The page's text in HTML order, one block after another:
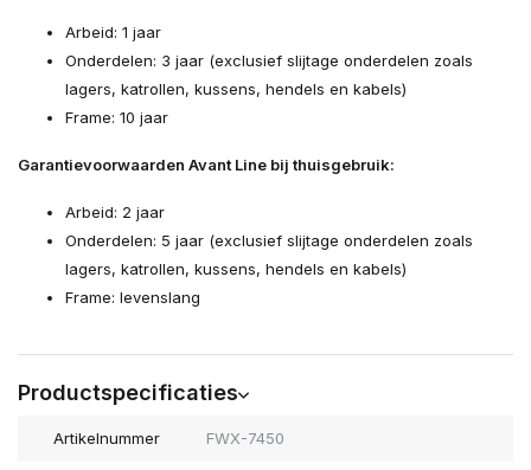
Arbeid: 1 jaar
Onderdelen: 3 jaar (exclusief slijtage onderdelen zoals
lagers, katrollen, kussens, hendels en kabels)
Frame: 10 jaar
Garantievoorwaarden Avant Line bij thuisgebruik:
Arbeid: 2 jaar
Onderdelen: 5 jaar (exclusief slijtage onderdelen zoals
lagers, katrollen, kussens, hendels en kabels)
Frame: levenslang
Productspecificaties
Artikelnummer FWX-7450